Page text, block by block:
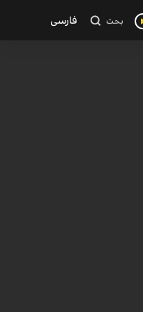
بحث فارسی